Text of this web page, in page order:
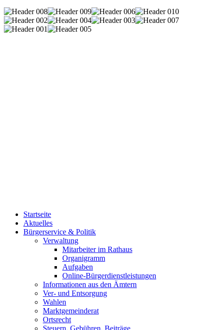
Startseite
Aktuelles
Bürgerservice & Politik
Verwaltung
Mitarbeiter im Rathaus
Organigramm
Aufgaben
Online-Bürgerdienstleistungen
Informationen aus den Ämtern
Ver- und Entsorgung
Wahlen
Marktgemeinderat
Ortsrecht
Steuern, Gebühren, Beiträge